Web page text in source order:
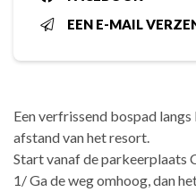
EEN E-MAIL
Een verfrissend bospad
afstand van het resort.
Start vanaf de parkeerplaats
1/ Ga de weg omhoog, dan